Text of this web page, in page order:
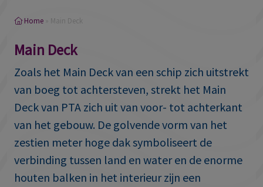
Home Main Deck
Main Deck
Zoals het Main Deck van een schip zich uitstrekt
van boeg tot achtersteven, strekt het Main
Deck van PTA zich uit van voor- tot achterkant
van het gebouw. De golvende vorm van het
zestien meter hoge dak symboliseert de
verbinding tussen land en water en de enorme
houten balken in het interieur zijn een